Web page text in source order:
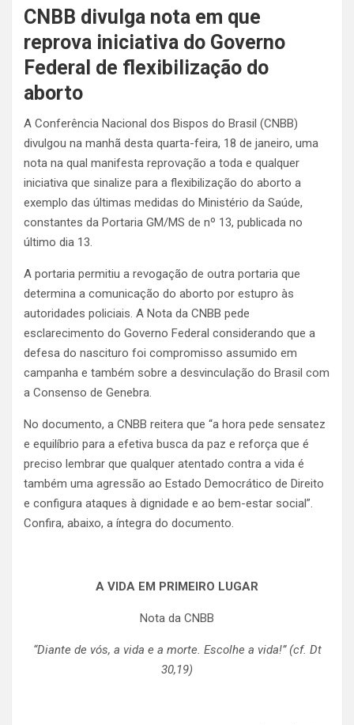
CNBB divulga nota em que
reprova iniciativa do Governo
Federal de flexibilização do
aborto
A Conferência Nacional dos Bispos do Brasil (CNBB)
divulgou na manhã desta quarta-feira, 18 de janeiro, uma
nota na qual manifesta reprovação a toda e qualquer
iniciativa que sinalize para a flexibilização do aborto a
exemplo das últimas medidas do Ministério da Saúde,
constantes da Portaria GM/MS de nº 13, publicada no
último dia 13.
A portaria permitiu a revogação de outra portaria que
determina a comunicação do aborto por estupro às
autoridades policiais. A Nota da CNBB pede
esclarecimento do Governo Federal considerando que a
defesa do nascituro foi compromisso assumido em
campanha e também sobre a desvinculação do Brasil com
a Consenso de Genebra.
No documento, a CNBB reitera que “a hora pede sensatez
e equilíbrio para a efetiva busca da paz e reforça que é
preciso lembrar que qualquer atentado contra a vida é
também uma agressão ao Estado Democrático de Direito
e configura ataques à dignidade e ao bem-estar social”.
Confira, abaixo, a íntegra do documento.
A VIDA EM PRIMEIRO LUGAR
Nota da CNBB
“Diante de vós, a vida e a morte. Escolhe a vida!”(cf. Dt
30,19)